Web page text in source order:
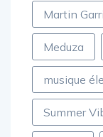
Martin
Meduza
musique
Summer